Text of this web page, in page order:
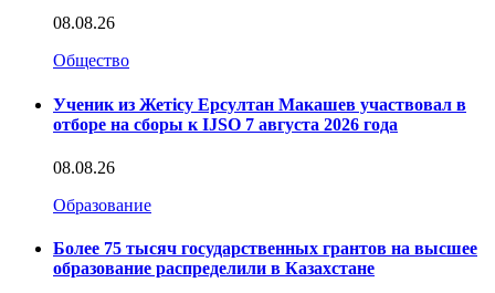
08.08.26
Общество
Ученик из Жетісу Ерсултан Макашев участвовал в
отборе на сборы к IJSO 7 августа 2026 года
08.08.26
Образование
Более 75 тысяч государственных грантов на высшее
образование распределили в Казахстане